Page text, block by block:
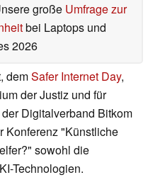
große Umfrage zur
bei Laptops und
2026
demSafer Internet Day,
der Justiz und für
Digitalverband Bitkom
Konferenz "Künstliche
sowohl die
Technologien.